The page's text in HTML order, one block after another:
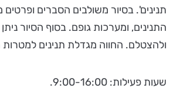
תנינים'. בסיור משולבים הסברים ופרטים
התנינים, ומערכות גופם. בסוף הסיור
ולהצטלם. החווה מגדלת תנינים למטרות
שעות פעילות: 9:00-16:00.